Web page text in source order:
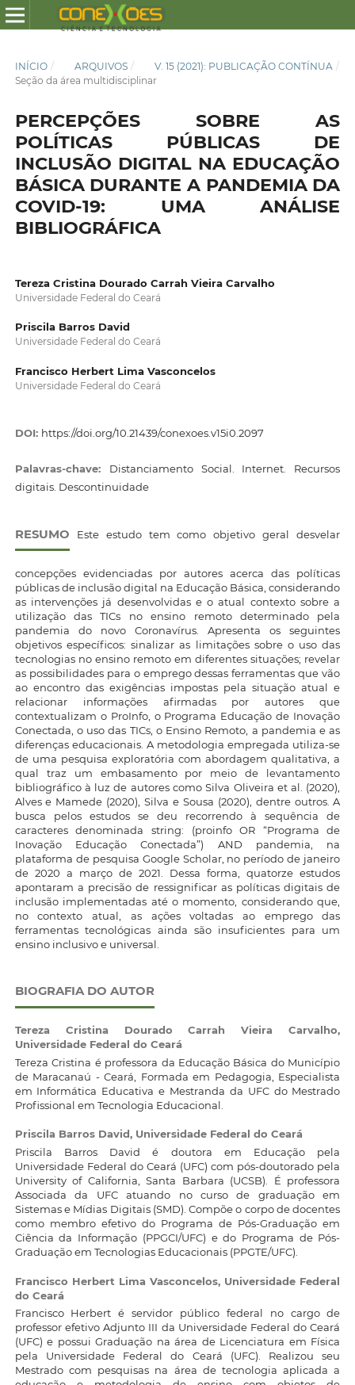
INÍCIO / ARQUIVOS / V. 15 (2021): PUBLICAÇÃO CONTÍNUA /
Seção da área multidisciplinar
PERCEPÇÕES SOBRE AS
POLÍTICAS PÚBLICAS DE
INCLUSÃO DIGITAL NA EDUCAÇÃO
BÁSICA DURANTE A PANDEMIA DA
COVID-19: UMA ANÁLISE
BIBLIOGRÁFICA
Tereza Cristina Dourado Carrah Vieira Carvalho
Universidade Federal do Ceará
Priscila Barros David
Universidade Federal do Ceará
Francisco Herbert Lima Vasconcelos
Universidade Federal do Ceará
DOI: https://doi.org/10.21439/conexoes.v15i0.2097
Palavras-chave: Distanciamento Social. Internet. Recursos
digitais. Descontinuidade
RESUMO Este estudo tem como objetivo geral desvelar
concepções evidenciadas por autores acerca das políticas
públicas de inclusão digital na Educação Básica, considerando
as intervenções já desenvolvidas e o atual contexto sobre a
utilização das TICs no ensino remoto determinado pela
pandemia do novo Coronavírus. Apresenta os seguintes
objetivos específicos: sinalizar as limitações sobre o uso das
tecnologias no ensino remoto em diferentes situações; revelar
as possibilidades para o emprego dessas ferramentas que vão
ao encontro das exigências impostas pela situação atual e
relacionar informações afirmadas por autores que
contextualizam o ProInfo, o Programa Educação de Inovação
Conectada, o uso das TICs, o Ensino Remoto, a pandemia e as
diferenças educacionais. A metodologia empregada utiliza-se
de uma pesquisa exploratória com abordagem qualitativa, a
qual traz um embasamento por meio de levantamento
bibliográfico à luz de autores como Silva Oliveira et al. (2020),
Alves e Mamede (2020), Silva e Sousa (2020), dentre outros. A
busca pelos estudos se deu recorrendo à sequência de
caracteres denominada string: (proinfo OR “Programa de
Inovação Educação Conectada”) AND pandemia, na
plataforma de pesquisa Google Scholar, no período de janeiro
de 2020 a março de 2021. Dessa forma, quatorze estudos
apontaram a precisão de ressignificar as políticas digitais de
inclusão implementadas até o momento, considerando que,
no contexto atual, as ações voltadas ao emprego das
ferramentas tecnológicas ainda são insuficientes para um
ensino inclusivo e universal.
BIOGRAFIA DO AUTOR
Tereza Cristina Dourado Carrah Vieira Carvalho,
Universidade Federal do Ceará
Tereza Cristina é professora da Educação Básica do Município
de Maracanaú - Ceará, Formada em Pedagogia, Especialista
em Informática Educativa e Mestranda da UFC do Mestrado
Profissional em Tecnologia Educacional.
Priscila Barros David, Universidade Federal do Ceará
Priscila Barros David é doutora em Educação pela
Universidade Federal do Ceará (UFC) com pós-doutorado pela
University of California, Santa Barbara (UCSB). É professora
Associada da UFC atuando no curso de graduação em
Sistemas e Mídias Digitais (SMD). Compõe o corpo de docentes
como membro efetivo do Programa de Pós-Graduação em
Ciência da Informação (PPGCI/UFC) e do Programa de Pós-
Graduação em Tecnologias Educacionais (PPGTE/UFC).
Francisco Herbert Lima Vasconcelos, Universidade Federal
do Ceará
Francisco Herbert é servidor público federal no cargo de
professor efetivo Adjunto III da Universidade Federal do Ceará
(UFC) e possui Graduação na área de Licenciatura em Física
pela Universidade Federal do Ceará (UFC). Realizou seu
Mestrado com pesquisas na área de tecnologia aplicada a